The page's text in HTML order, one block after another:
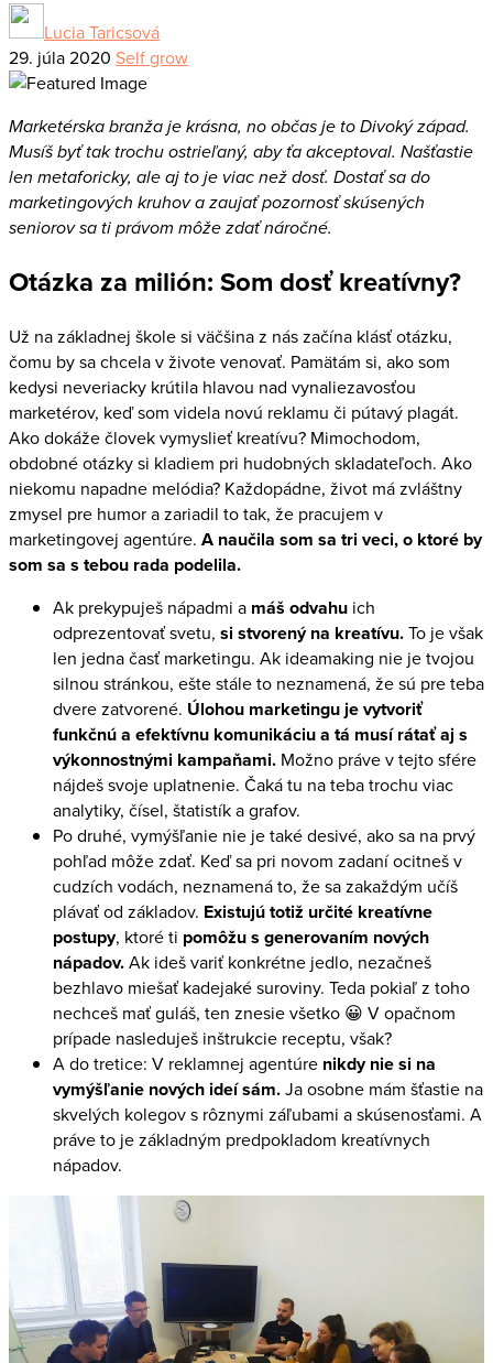
Lucia Taricsová
29. júla 2020 Self grow
Marketérska branža je krásna, no občas je to Divoký západ.
Musíš byť tak trochu ostrieľaný, aby ťa akceptoval. Našťastie
len metaforicky, ale aj to je viac než dosť. Dostať sa do
marketingových kruhov a zaujať pozornosť skúsených
seniorov sa ti právom môže zdať náročné.
Otázka za milión: Som dosť kreatívny?
Už na základnej škole si väčšina z nás začína klásť otázku,
čomu by sa chcela v živote venovať. Pamätám si, ako som
kedysi neveriacky krútila hlavou nad vynaliezavosťou
marketérov, keď som videla novú reklamu či pútavý plagát.
Ako dokáže človek vymyslieť kreatívu? Mimochodom,
obdobné otázky si kladiem pri hudobných skladateľoch. Ako
niekomu napadne melódia? Každopádne, život má zvláštny
zmysel pre humor a zariadil to tak, že pracujem v
marketingovej agentúre. A naučila som sa tri veci, o ktoré by
som sa s tebou rada podelila.
Ak prekypuješ nápadmi a máš odvahu ich
odprezentovať svetu, si stvorený na kreatívu.To je však
len jedna časť marketingu. Ak ideamaking nie je tvojou
silnou stránkou, ešte stále to neznamená, že sú pre teba
dvere zatvorené. Úlohou marketingu je vytvoriť
funkčnú a efektívnu komunikáciu a tá musí rátať aj s
výkonnostnými kampaňami. Možno práve v tejto sfére
nájdeš svoje uplatnenie. Čaká tu na teba trochu viac
analytiky, čísel, štatistík a grafov.
Po druhé, vymýšľanie nie je také desivé, ako sa na prvý
pohľad môže zdať. Keď sa pri novom zadaní ocitneš v
cudzích vodách, neznamená to, že sa zakaždým učíš
plávať od základov. Existujú totiž určité kreatívne
postupy, ktoré ti pomôžu s generovaním nových
nápadov.Ak ideš variť konkrétne jedlo, nezačneš
bezhlavo miešať kadejaké suroviny. Teda pokiaľ z toho
nechceš mať guláš, ten znesie všetko 😀 V opačnom
prípade nasleduješ inštrukcie receptu, však?
A do tretice: V reklamnej agentúre nikdy nie si na
vymýšľanie nových ideí sám.Ja osobne mám šťastie na
skvelých kolegov s rôznymi záľubami a skúsenosťami. A
práve to je základným predpokladom kreatívnych
nápadov.